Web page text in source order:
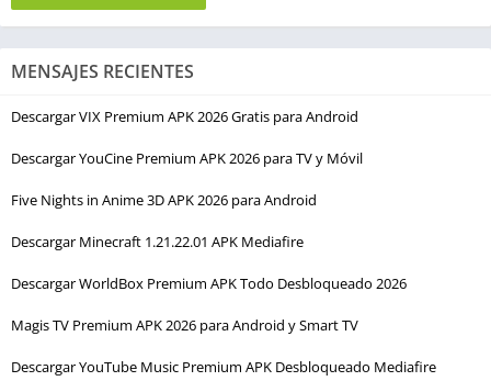
MENSAJES RECIENTES
Descargar VIX Premium APK 2026 Gratis para Android
Descargar YouCine Premium APK 2026 para TV y Móvil
Five Nights in Anime 3D APK 2026 para Android
Descargar Minecraft 1.21.22.01 APK Mediafire
Descargar WorldBox Premium APK Todo Desbloqueado 2026
Magis TV Premium APK 2026 para Android y Smart TV
Descargar YouTube Music Premium APK Desbloqueado Mediafire